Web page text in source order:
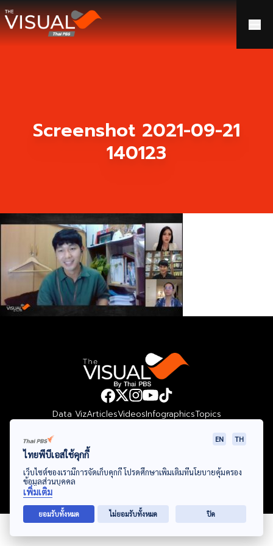
ข้ามไปยังเนื้อหา
Screenshot 2021-09-21
140123
Data VizArticlesVideosInfographicsTopics
© Thai Public Broadcasting Service. All Rights Reserved
ไทยพีบีเอสใช้คุกกี้
EN TH
เว็บไซต์ของเรามีการจัดเก็บคุกกี้ โปรดศึกษาเพิ่มเติมที่นโยบายคุ้มครอง
ข้อมูลส่วนบุคคล
เพิ่มเติม
ยอมรับทั้งหมด ไม่ยอมรับทั้งหมด ปิด